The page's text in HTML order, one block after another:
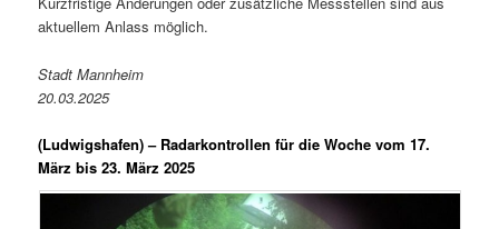
aktuellem Anlass möglich.
Stadt Mannheim
20.03.2025
(Ludwigshafen) – Radarkontrollen für die Woche vom 17.
März bis 23. März 2025